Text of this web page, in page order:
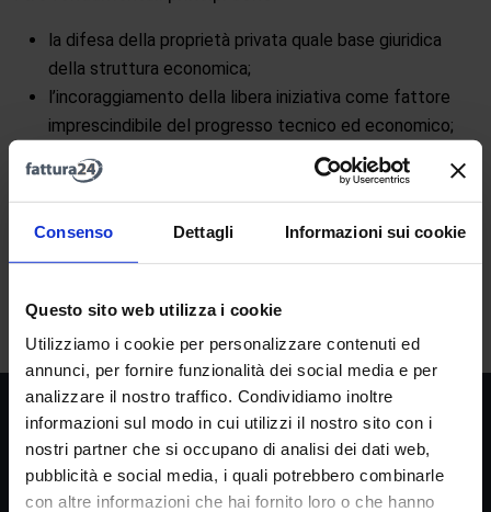
Consenso Dettagli Informazioni sui cookie
Questo sito web utilizza i cookie
Utilizziamo i cookie per personalizzare contenuti ed
annunci, per fornire funzionalità dei social media e per
analizzare il nostro traffico. Condividiamo inoltre
informazioni sul modo in cui utilizzi il nostro sito con i
nostri partner che si occupano di analisi dei dati web,
pubblicità e social media, i quali potrebbero combinarle
con altre informazioni che hai fornito loro o che hanno
la difesa della proprietà privata quale base giuridica
della struttura economica;
l’incoraggiamento della libera iniziativa come fattore
imprescindibile del progresso tecnico ed economico;
la difesa della libera concorrenza come meccanismo
regolatore delle relazioni economiche.
N
O P Q R S T U
Società
La nostra missione
Dicono di noi